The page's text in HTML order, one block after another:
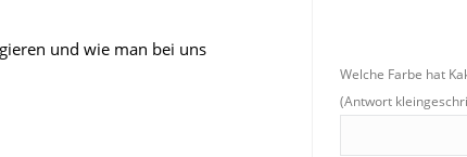
und wie man bei uns
Welche Farbe hat
(Antwort